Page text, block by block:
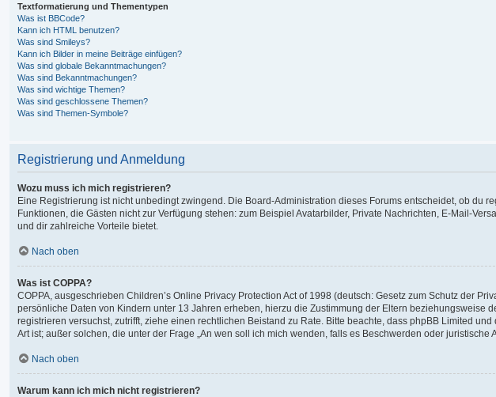
Textformatierung und Thementypen
Was ist BBCode?
Kann ich HTML benutzen?
Was sind Smileys?
Kann ich Bilder in meine Beiträge einfügen?
Was sind globale Bekanntmachungen?
Was sind Bekanntmachungen?
Was sind wichtige Themen?
Was sind geschlossene Themen?
Was sind Themen-Symbole?
Registrierung und Anmeldung
Wozu muss ich mich registrieren?
Eine Registrierung ist nicht unbedingt zwingend. Die Board-Administration dieses Forums entscheidet, ob du
Funktionen, die Gästen nicht zur Verfügung stehen: zum Beispiel Avatarbilder, Private Nachrichten, E-Mail-
und dir zahlreiche Vorteile bietet.
Nach oben
Was ist COPPA?
COPPA, ausgeschrieben Children’s Online Privacy Protection Act of 1998 (deutsch: Gesetz zum Schutz der
persönliche Daten von Kindern unter 13 Jahren erheben, hierzu die Zustimmung der Eltern
registrieren versuchst, zutrifft, ziehe einen rechtlichen Beistand zu Rate. Bitte beachte, dass phpBB Limited
Art ist; außer solchen, die unter der Frage „An wen soll ich mich wenden, falls es Beschwerden oder juristische
Nach oben
Warum kann ich mich nicht registrieren?